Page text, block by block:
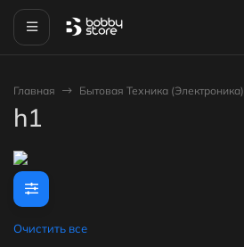
Главная Бытовая Техника (Электроника)
h1
Очистить все